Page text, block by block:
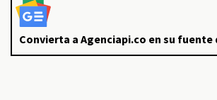
Convierta a Agenciapi.co en su fuente